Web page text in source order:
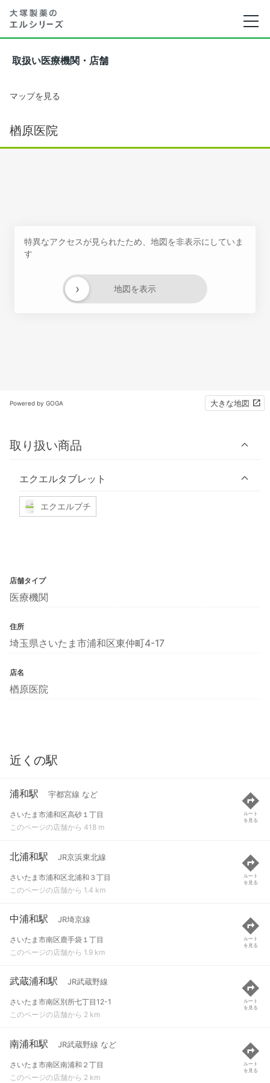
取扱い医療機関・店舗
マップを見る
楢原医院
特異なアクセスが見られたため、地図を非表示にしていま
す
地図を表示
›
Powered by GOGA 大きな地図
取り扱い商品
エクエルタブレット
エクエルプチ
店舗タイプ
医療機関
住所
埼玉県さいたま市浦和区東仲町4-17
店名
楢原医院
近くの駅
浦和駅 宇都宮線 など
さいたま市浦和区高砂１丁目
このページの店舗から 418 m
ルート
を見る
北浦和駅 JR京浜東北線
さいたま市浦和区北浦和３丁目
このページの店舗から 1.4 km
ルート
を見る
中浦和駅 JR埼京線
さいたま市南区鹿手袋１丁目
このページの店舗から 1.9 km
ルート
を見る
武蔵浦和駅 JR武蔵野線
さいたま市南区別所七丁目12-1
このページの店舗から 2 km
ルート
を見る
南浦和駅 JR武蔵野線 など
さいたま市南区南浦和２丁目
このページの店舗から 2 km
ルート
を見る